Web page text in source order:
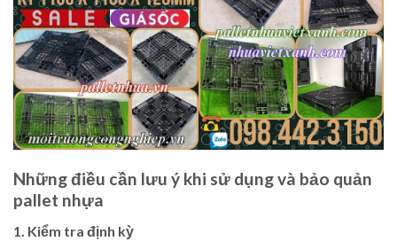
Những điều cần lưu ý khi sử dụng và bảo quản
pallet nhựa
1. Kiểm tra định kỳ